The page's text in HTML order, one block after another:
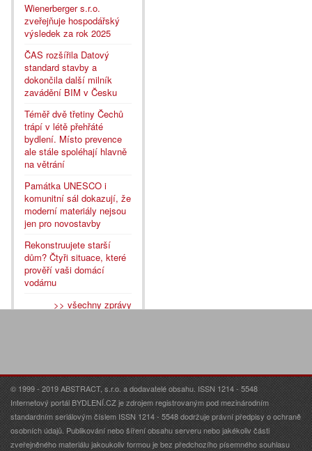
Wienerberger s.r.o.
zveřejňuje hospodářský
výsledek za rok 2025
ČAS rozšířila Datový
standard stavby a
dokončila další milník
zavádění BIM v Česku
Téměř dvě třetiny Čechů
trápí v létě přehřáté
bydlení. Místo prevence
ale stále spoléhají hlavně
na větrání
Památka UNESCO i
komunitní sál dokazují, že
moderní materiály nejsou
jen pro novostavby
Rekonstruujete starší
dům? Čtyři situace, které
prověří vaši domácí
vodárnu
>> všechny zprávy
© 1999 - 2019 ABSTRACT, s.r.o. a dodavatelé obsahu. ISSN 1214 - 5548
Internetový portál BYDLENÍ.CZ je zdrojem registrovaným pod mezinárodním
standardním seriálovým číslem ISSN 1214 - 5548 dodržuje právní předpisy o ochraně
osobních údajů. Publikování nebo šíření obsahu serveru nebo jakékoliv části
zveřejněného materiálu jakoukoliv formou je bez předchozího písemného souhlasu